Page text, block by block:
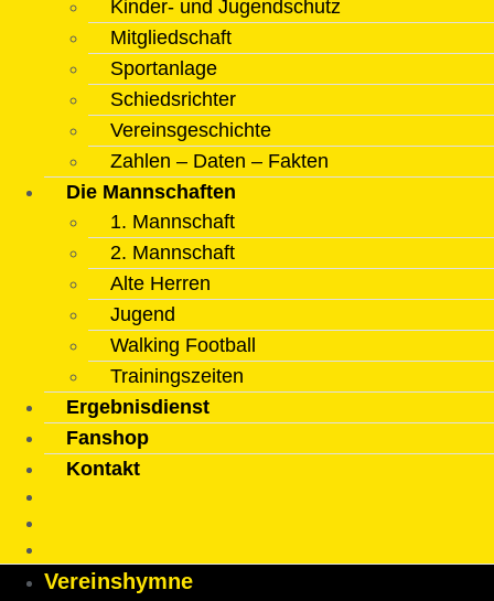
Kinder- und Jugendschutz
Mitgliedschaft
Sportanlage
Schiedsrichter
Vereinsgeschichte
Zahlen – Daten – Fakten
Die Mannschaften
1. Mannschaft
2. Mannschaft
Alte Herren
Jugend
Walking Football
Trainingszeiten
Ergebnisdienst
Fanshop
Kontakt
Vereinshymne